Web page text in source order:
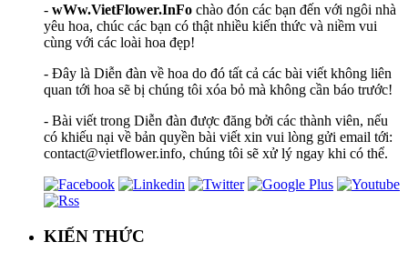
- wWw.VietFlower.InFo chào đón các bạn đến với ngôi nhà
yêu hoa, chúc các bạn có thật nhiều kiến thức và niềm vui
cùng với các loài hoa đẹp!
- Đây là Diễn đàn về hoa do đó tất cả các bài viết không liên
quan tới hoa sẽ bị chúng tôi xóa bỏ mà không cần báo trước!
- Bài viết trong Diễn đàn được đăng bởi các thành viên, nếu
có khiếu nại về bản quyền bài viết xin vui lòng gửi email tới:
contact@vietflower.info, chúng tôi sẽ xử lý ngay khi có thể.
KIẾN THỨC